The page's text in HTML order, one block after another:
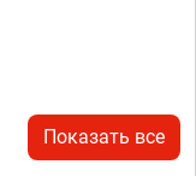
Показать все